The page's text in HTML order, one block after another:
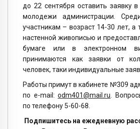
до 22 сентября оставить заявку
молодежи администрации.
участникам – возраст 14-30 лет, а
настенной живописью и
бумаге или в электронном
принимаются как заявки от
человек, таки индивидуальные
Работы примут в кабинете №309
по e-mail:odm401@mail.ru .
по телефону 5-60-68.
Подпишитесь на ежедневную